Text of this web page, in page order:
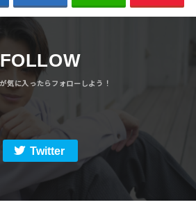
FOLLOW
Twitter